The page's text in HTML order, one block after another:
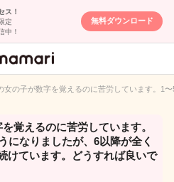
ス！
定
中！
無料ダウンロード
用匿名QA
女の子が数字を覚えるのに苦労しています。1
覚えるのに苦労しています。
になりましたが、6以降が全く
けています。どうすれば良いで